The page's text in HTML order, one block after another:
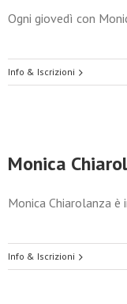
Ogni giovedì con
Info & Iscrizioni
Monica
Monica Chiarolanza
Info & Iscrizioni